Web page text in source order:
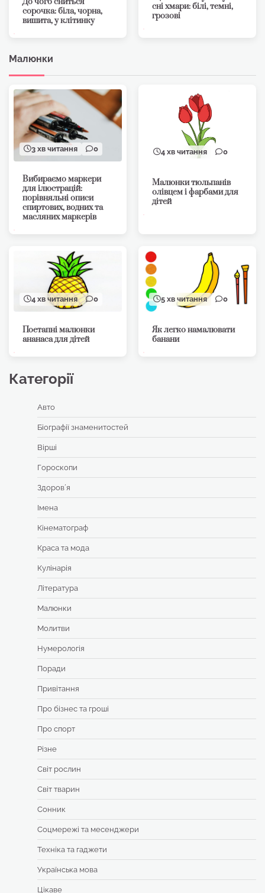
сорочка: біла, чорна,
вишита, у клітинку
сні хмари: білі, темні,
грозові
Малюнки
3 хв читання 0
Вибираємо маркери
для ілюстрацій:
порівняльні описи
спиртових, водних та
масляних маркерів
4 хв читання 0
Малюнки тюльпанів
олівцем і фарбами для
дітей
4 хв читання 0
Поетапні малюнки
ананаса для дітей
5 хв читання 0
Як легко намалювати
банани
Категорії
Авто
Біографії знаменитостей
Вірші
Гороскопи
Здоровʼя
Імена
Кінематограф
Краса та мода
Кулінарія
Література
Малюнки
Молитви
Нумерологія
Поради
Привітання
Про бізнес та гроші
Про спорт
Різне
Світ рослин
Світ тварин
Сонник
Соцмережі та месенджери
Техніка та гаджети
Українська мова
Цікаве